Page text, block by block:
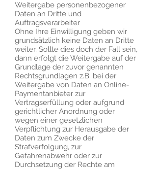
Weitergabe personenbezogener
Daten an Dritte und
Auftragsverarbeiter
Ohne Ihre Einwilligung geben wir
grundsätzlich keine Daten an Dritte
weiter. Sollte dies doch der Fall sein,
dann erfolgt die Weitergabe auf der
Grundlage der zuvor genannten
Rechtsgrundlagen z.B. bei der
Weitergabe von Daten an Online-
Paymentanbieter zur
Vertragserfüllung oder aufgrund
gerichtlicher Anordnung oder
wegen einer gesetzlichen
Verpflichtung zur Herausgabe der
Daten zum Zwecke der
Strafverfolgung, zur
Gefahrenabwehr oder zur
Durchsetzung der Rechte am